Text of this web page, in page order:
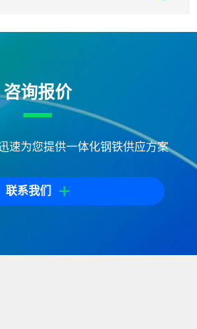
咨询报价
速为您提供一体化钢铁供应方案
联系我们 +